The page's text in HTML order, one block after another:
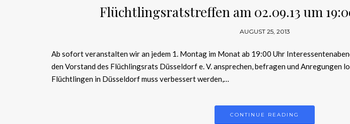
Flüchtlingsratstreffen am 02.09.13 um
AUGUST 25, 2013
Ab sofort veranstalten wir an jedem 1. Montag im Monat ab 19:00 Uhr
den Vorstand des Flüchlingsrats Düsseldorf e. V. ansprechen, befragen und Anregungen
Flüchtlingen in Düsseldorf muss verbessert werden,…
CONTINUE READING